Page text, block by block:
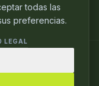
todas las
preferencias.
LEGAL